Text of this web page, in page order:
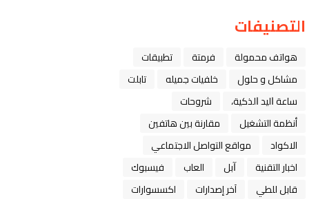
التصنيفات
هواتف محمولة فرمتة
تطبيقات
مشاكل و حلول
خلفيات جميله
تابلت
ﺳﺎﻋﺔ ﺍﻟﻴﺪ ﺍﻟﺬﻛﻴﺔ،
شروحات
أنظمة التشغيل
مقارنة بين هاتفين
الاكواد
مواقع التواصل الاجتماعي
اخبار التقنية
ﺁﺑﻞ العاب
فيسبوك
قابل للطي
آخر إصدارات
اكسسوارات